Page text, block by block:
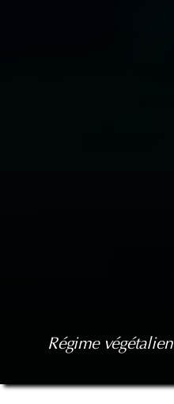
Régime végétalien